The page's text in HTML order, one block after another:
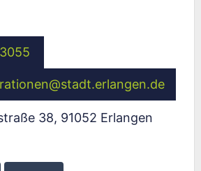
@stadt.erlangen.de
38, 91052 Erlangen